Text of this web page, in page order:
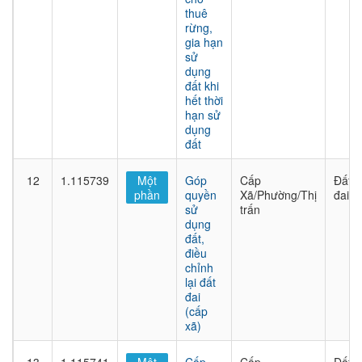
thuê
rừng,
gia hạn
sử
dụng
đất khi
hết thời
hạn sử
dụng
đất
12 1.115739
Một
phần
Góp
quyền
sử
dụng
đất,
điều
chỉnh
lại đất
đai
(cấp
xã)
Cấp
Xã/Phường/Thị
trấn
Đất
đai